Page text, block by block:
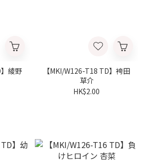
綾野
【MKI/W126-T18 TD】袴田
草介
HK$2.00